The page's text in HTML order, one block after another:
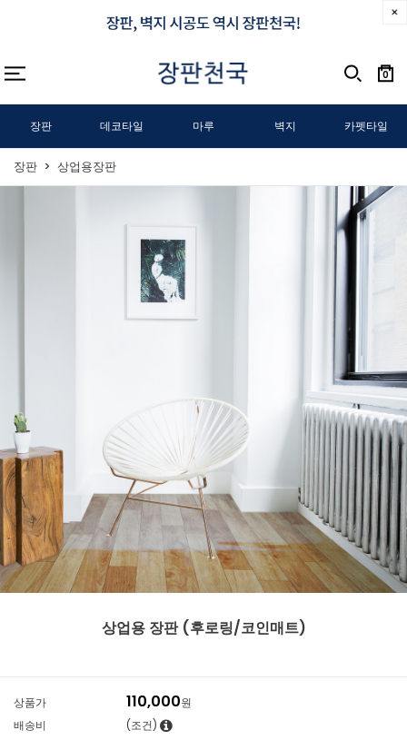
0
장판 데코타일 마루 벽지 카펫타일
장판 상업용장판
상업용 장판 (후로링/코인매트)
상품가 110,000원
배송비
(조건)